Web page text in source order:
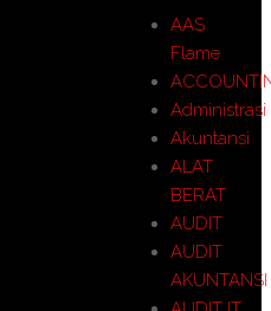
AAS
Flame
Administrasi
Akuntansi
ALAT
BERAT
AUDIT
AUDIT
AKUNTANSI